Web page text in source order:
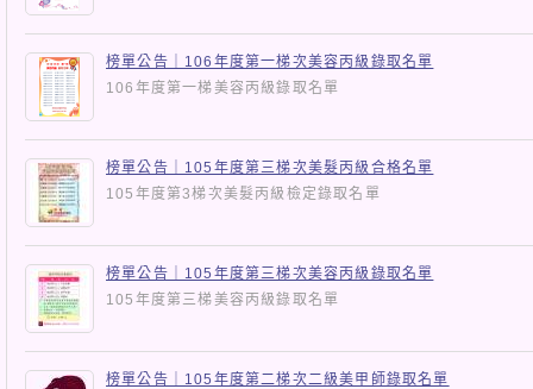
榜單公告｜106年度第一梯次美容丙級錄取名單
106年度第一梯美容丙級錄取名單
榜單公告｜105年度第三梯次美髮丙級合格名單
105年度第3梯次美髮丙級檢定錄取名單
榜單公告｜105年度第三梯次美容丙級錄取名單
105年度第三梯美容丙級錄取名單
榜單公告｜105年度第二梯次二級美甲師錄取名單